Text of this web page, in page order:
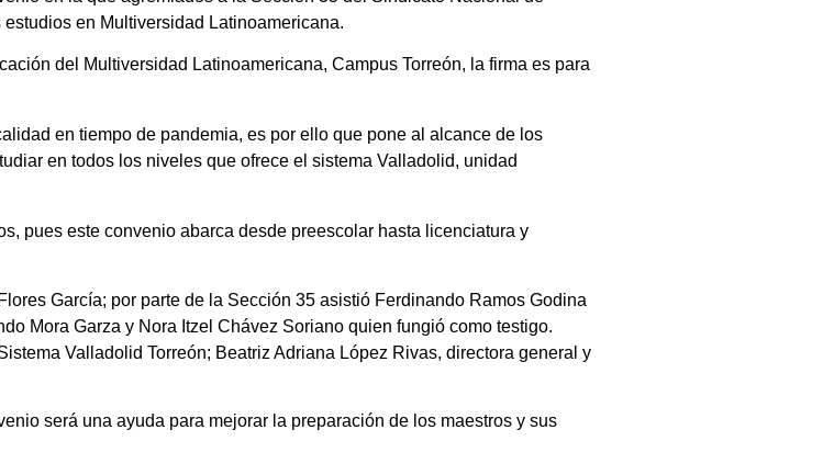
en Multiversidad Latinoamericana.
del Multiversidad Latinoamericana, Campus Torreón, la firma es para
en tiempo de pandemia, es por ello que pone al alcance de los
en todos los niveles que ofrece el sistema Valladolid, unidad
pues este convenio abarca desde preescolar hasta licenciatura y
García; por parte de la Sección 35 asistió Ferdinando Ramos Godina
Mora Garza y Nora Itzel Chávez Soriano quien fungió como testigo.
Valladolid Torreón; Beatriz Adriana López Rivas, directora general y
será una ayuda para mejorar la preparación de los maestros y sus